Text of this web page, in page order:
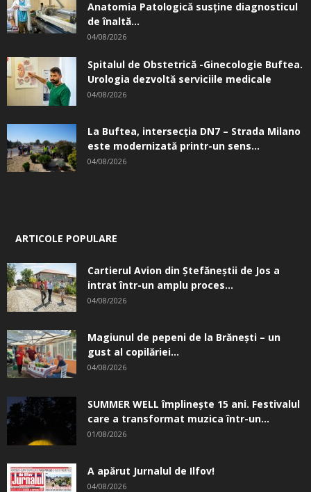
Anatomia Patologică susţine diagnosticul
de înaltă...
04/08/2026
Spitalul de Obstetrică -Ginecologie Buftea.
Urologia dezvoltă serviciile medicale
04/08/2026
La Buftea, intersecţia DN7 – Strada Milano
este modernizată printr-un sens...
04/08/2026
ARTICOLE POPULARE
Cartierul Avion din Ştefăneştii de Jos a
intrat într-un amplu proces...
04/08/2026
Magiunul de pepeni de la Brăneşti – un
gust al copilăriei...
04/08/2026
SUMMER WELL împlinește 15 ani. Festivalul
care a transformat muzica într-un...
01/08/2026
A apărut Jurnalul de Ilfov!
04/08/2026